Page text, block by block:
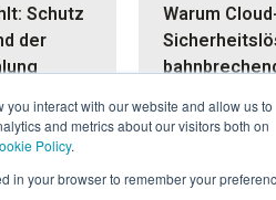
interact with our website and allow us to
and metrics about our visitors both on
Policy.
in your browser to remember your
Schutz
der
vor: Ein
vorhanden
Warum
10. Juli 2024
Cloud oder lokal:
Sicherheitsgeräte